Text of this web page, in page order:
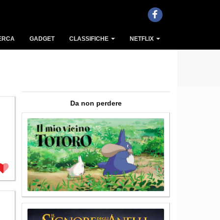
GADGET CLASSIFICHE NETFLIX
Da non perdere